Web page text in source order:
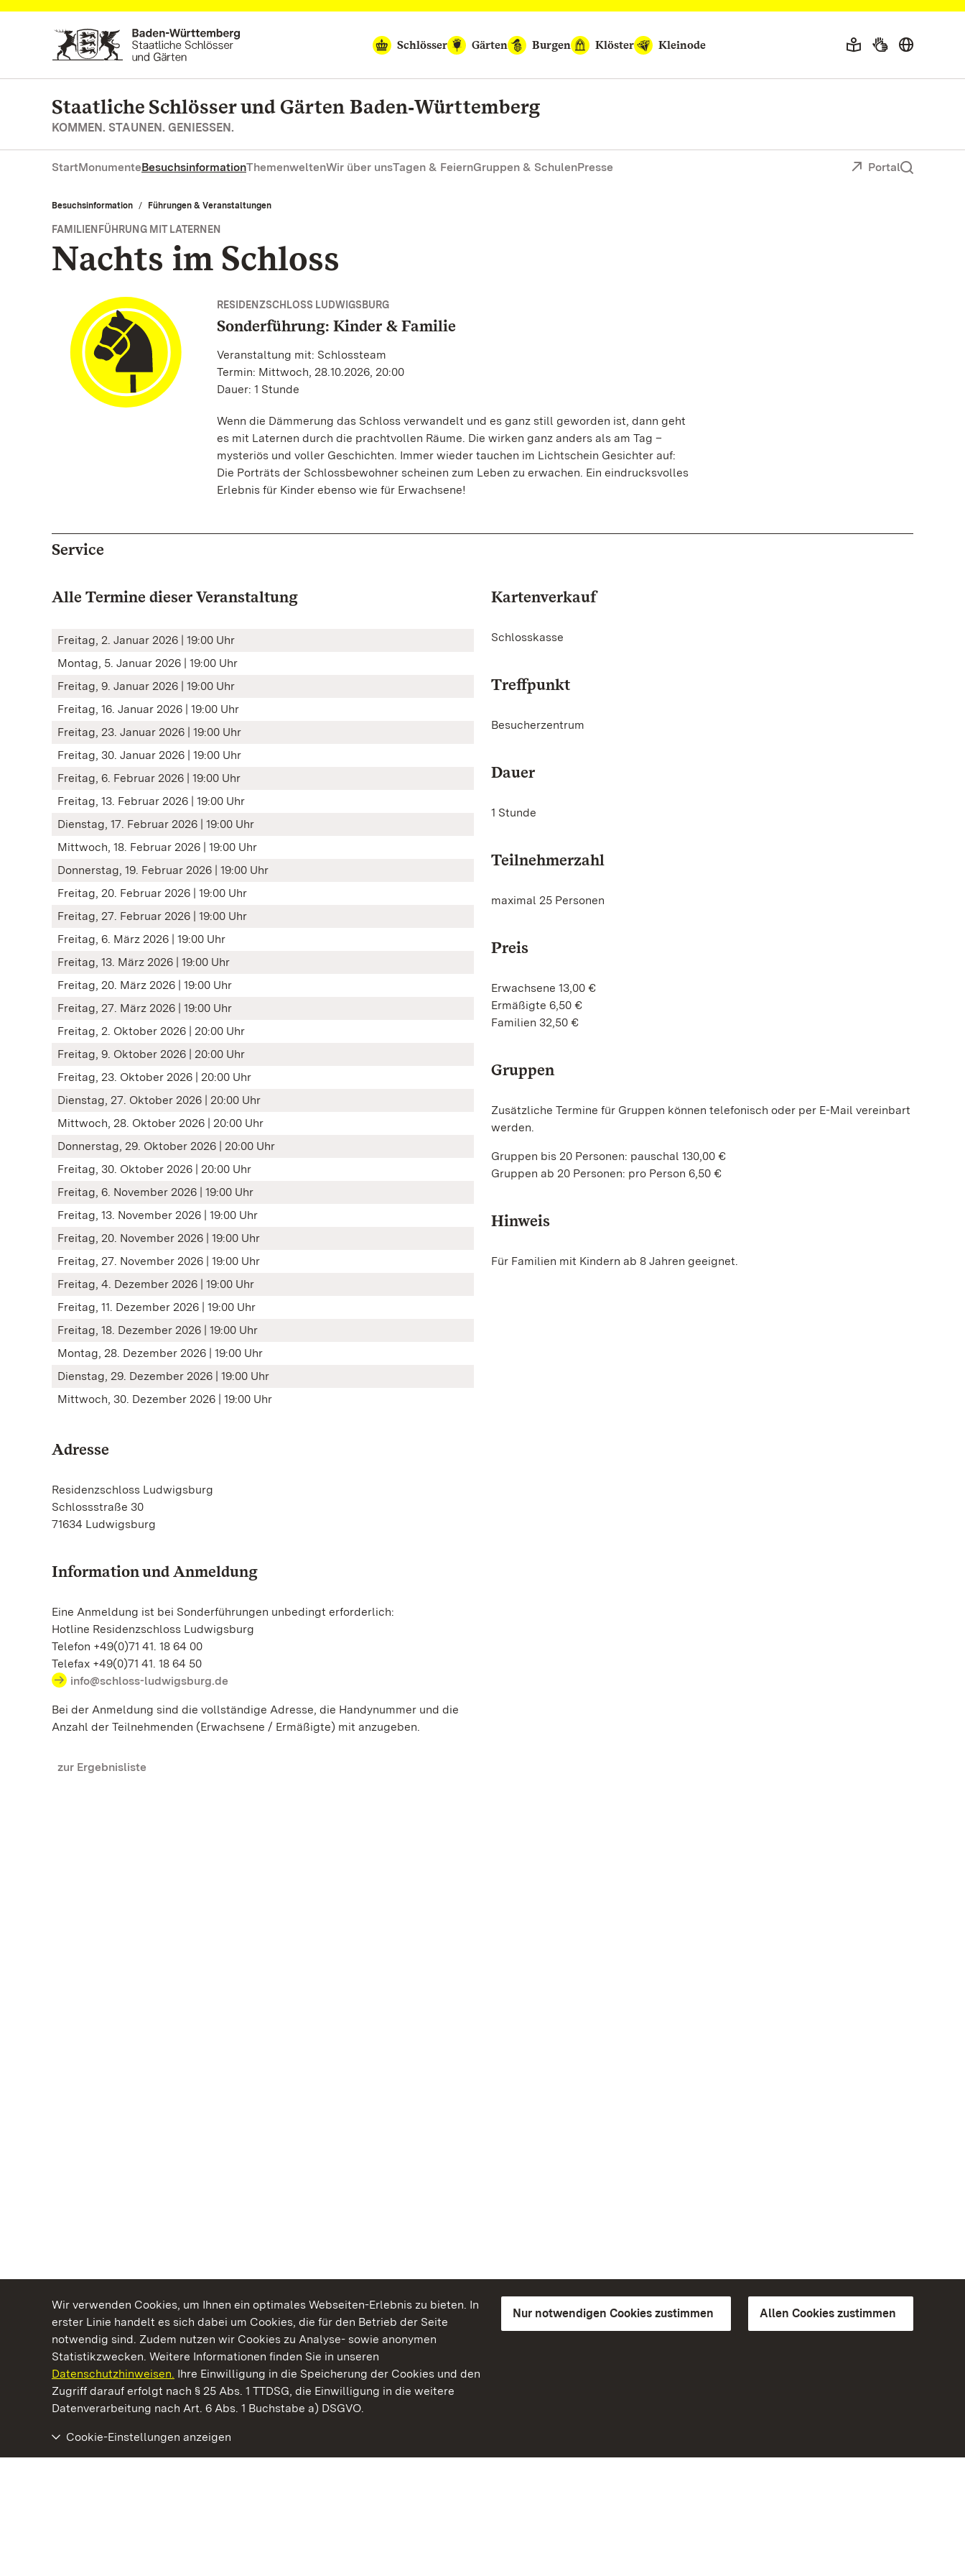
Wir verwenden Cookies, um Ihnen ein optimales Webseiten-Erlebnis zu bieten. In
erster Linie handelt es sich dabei um Cookies, die für den Betrieb der Seite
notwendig sind. Zudem nutzen wir Cookies zu Analyse- sowie anonymen
Statistikzwecken. Weitere Informationen finden Sie in unseren
Datenschutzhinweisen. Ihre Einwilligung in die Speicherung der Cookies und den
Zugriff darauf erfolgt nach § 25 Abs. 1 TTDSG, die Einwilligung in die weitere
Datenverarbeitung nach Art. 6 Abs. 1 Buchstabe a) DSGVO.
Nur notwendigen Cookies zustimmen Allen Cookies zustimmen
Cookie-Einstellungen anzeigen
Zum Hauptinhalt springen
Schlösser
Gärten Burgen Klöster Kleinode
Staatliche Schlösser und Gärten Baden‑Württemberg
KOMMEN. STAUNEN. GENIESSEN.
StartMonumenteBesuchsinformationThemenweltenWir über unsTagen & FeiernGruppen & SchulenPresse Portal
Besuchsinformation Führungen & Veranstaltungen
FAMILIENFÜHRUNG MIT LATERNEN
Nachts im Schloss
RESIDENZSCHLOSS LUDWIGSBURG
Sonderführung: Kinder & Familie
Veranstaltung mit: Schlossteam
Termin: Mittwoch, 28.10.2026, 20:00
Dauer: 1 Stunde
Wenn die Dämmerung das Schloss verwandelt und es ganz still geworden ist, dann geht
es mit Laternen durch die prachtvollen Räume. Die wirken ganz anders als am Tag –
mysteriös und voller Geschichten. Immer wieder tauchen im Lichtschein Gesichter auf:
Die Porträts der Schlossbewohner scheinen zum Leben zu erwachen. Ein eindrucksvolles
Erlebnis für Kinder ebenso wie für Erwachsene!
Service
Alle Termine dieser Veranstaltung
Freitag, 2. Januar 2026 | 19:00 Uhr
Montag, 5. Januar 2026 | 19:00 Uhr
Freitag, 9. Januar 2026 | 19:00 Uhr
Freitag, 16. Januar 2026 | 19:00 Uhr
Freitag, 23. Januar 2026 | 19:00 Uhr
Freitag, 30. Januar 2026 | 19:00 Uhr
Freitag, 6. Februar 2026 | 19:00 Uhr
Freitag, 13. Februar 2026 | 19:00 Uhr
Dienstag, 17. Februar 2026 | 19:00 Uhr
Mittwoch, 18. Februar 2026 | 19:00 Uhr
Donnerstag, 19. Februar 2026 | 19:00 Uhr
Freitag, 20. Februar 2026 | 19:00 Uhr
Freitag, 27. Februar 2026 | 19:00 Uhr
Freitag, 6. März 2026 | 19:00 Uhr
Freitag, 13. März 2026 | 19:00 Uhr
Freitag, 20. März 2026 | 19:00 Uhr
Freitag, 27. März 2026 | 19:00 Uhr
Freitag, 2. Oktober 2026 | 20:00 Uhr
Freitag, 9. Oktober 2026 | 20:00 Uhr
Freitag, 23. Oktober 2026 | 20:00 Uhr
Dienstag, 27. Oktober 2026 | 20:00 Uhr
Mittwoch, 28. Oktober 2026 | 20:00 Uhr
Donnerstag, 29. Oktober 2026 | 20:00 Uhr
Freitag, 30. Oktober 2026 | 20:00 Uhr
Freitag, 6. November 2026 | 19:00 Uhr
Freitag, 13. November 2026 | 19:00 Uhr
Freitag, 20. November 2026 | 19:00 Uhr
Freitag, 27. November 2026 | 19:00 Uhr
Freitag, 4. Dezember 2026 | 19:00 Uhr
Freitag, 11. Dezember 2026 | 19:00 Uhr
Freitag, 18. Dezember 2026 | 19:00 Uhr
Montag, 28. Dezember 2026 | 19:00 Uhr
Dienstag, 29. Dezember 2026 | 19:00 Uhr
Mittwoch, 30. Dezember 2026 | 19:00 Uhr
Adresse
Residenzschloss Ludwigsburg
Schlossstraße 30
71634 Ludwigsburg
Information und Anmeldung
Eine Anmeldung ist bei Sonderführungen unbedingt erforderlich:
Hotline Residenzschloss Ludwigsburg
Telefon +49(0)71 41. 18 64 00
Telefax +49(0)71 41. 18 64 50
info@schloss-ludwigsburg.de
Bei der Anmeldung sind die vollständige Adresse, die Handynummer und die
Anzahl der Teilnehmenden (Erwachsene / Ermäßigte) mit anzugeben.
Kartenverkauf
Schlosskasse
Treffpunkt
Besucherzentrum
Dauer
1 Stunde
Teilnehmerzahl
maximal 25 Personen
Preis
Erwachsene 13,00 €
Ermäßigte 6,50 €
Familien 32,50 €
Gruppen
Zusätzliche Termine für Gruppen können telefonisch oder per E-Mail vereinbart
werden.
Gruppen bis 20 Personen: pauschal 130,00 €
Gruppen ab 20 Personen: pro Person 6,50 €
Hinweis
Für Familien mit Kindern ab 8 Jahren geeignet.
zur Ergebnisliste
Kommen. Staunen. Genießen.